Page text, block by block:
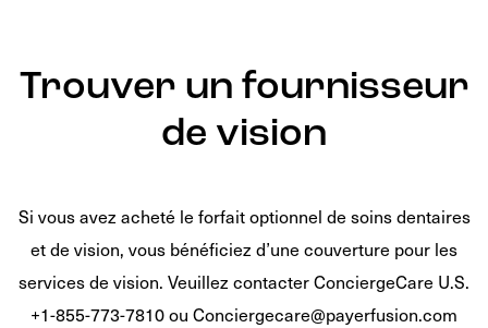
Trouver un fournisseur
de vision
Si vous avez acheté le forfait optionnel de soins dentaires
et de vision, vous bénéficiez d’une couverture pour les
services de vision. Veuillez contacter ConciergeCare U.S.
+1-855-773-7810 ou Conciergecare@payerfusion.com